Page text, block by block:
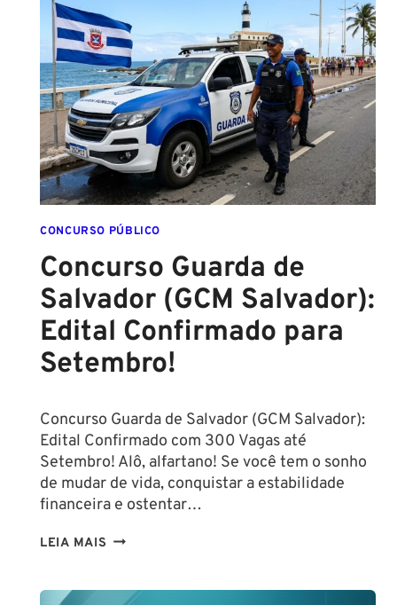
SAI
DA
ESCOLA
FORMADO
EM
DIREITO
CONCURSO PÚBLICO
Concurso Guarda de
Salvador (GCM Salvador):
Edital Confirmado para
Setembro!
Concurso Guarda de Salvador (GCM Salvador):
Edital Confirmado com 300 Vagas até
Setembro! Alô, alfartano! Se você tem o sonho
de mudar de vida, conquistar a estabilidade
financeira e ostentar…
LEIA MAIS CONCURSO